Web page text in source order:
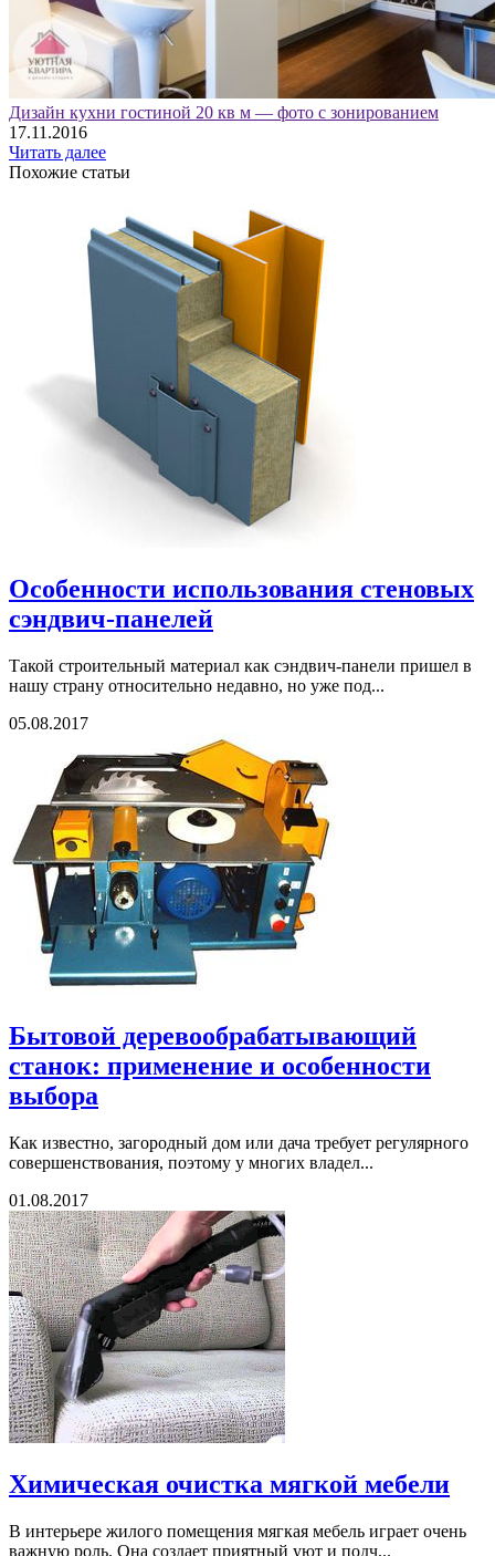
Дизайн кухни гостиной 20 кв м — фото с зонированием
17.11.2016
Читать далее
Похожие статьи
Особенности использования стеновых
сэндвич-панелей
Такой строительный материал как сэндвич-панели пришел в
нашу страну относительно недавно, но уже под...
05.08.2017
Бытовой деревообрабатывающий
станок: применение и особенности
выбора
Как известно, загородный дом или дача требует регулярного
совершенствования, поэтому у многих владел...
01.08.2017
Химическая очистка мягкой мебели
В интерьере жилого помещения мягкая мебель играет очень
важную роль. Она создает приятный уют и подч...